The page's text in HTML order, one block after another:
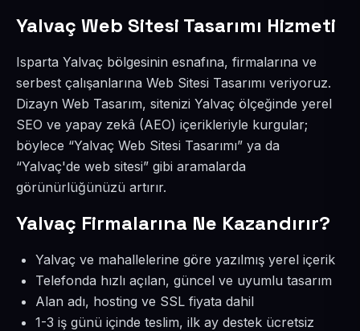
Yalvaç Web Sitesi Tasarımı Hizmeti
Isparta Yalvaç bölgesinin esnafına, firmalarına ve
serbest çalışanlarına Web Sitesi Tasarımı veriyoruz.
Dizayn Web Tasarım, sitenizi Yalvaç ölçeğinde yerel
SEO ve yapay zekâ (AEO) içerikleriyle kurgular;
böylece “Yalvaç Web Sitesi Tasarımı” ya da
“Yalvaç'de web sitesi” gibi aramalarda
görünürlüğünüzü artırır.
Yalvaç Firmalarına Ne Kazandırır?
Yalvaç ve mahallelerine göre yazılmış yerel içerik
Telefonda hızlı açılan, güncel ve uyumlu tasarım
Alan adı, hosting ve SSL fiyata dahil
1-3 iş günü içinde teslim, ilk ay destek ücretsiz